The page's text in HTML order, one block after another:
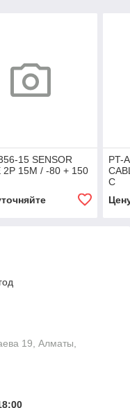
15 SENSOR
2P 15M / -80 + 150
PT-
C
19, Алматы,